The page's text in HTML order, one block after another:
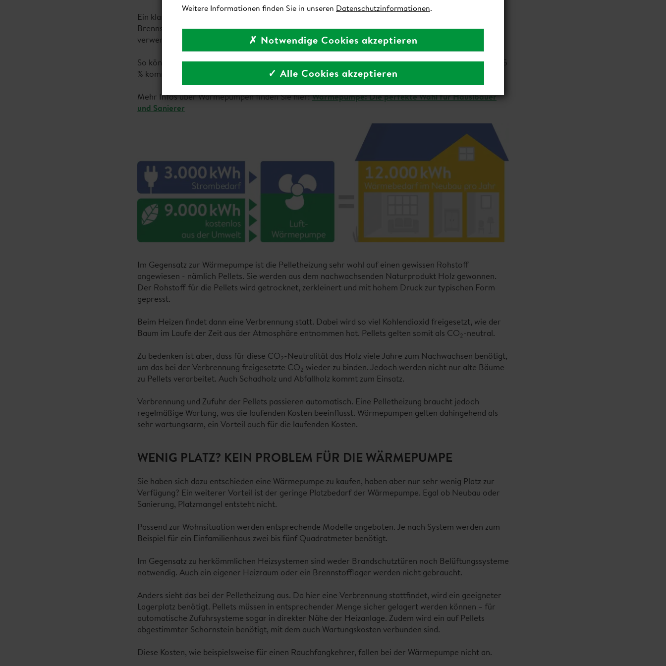
Weitere Informationen finden Sie in unseren Datenschutzinformationen.
✗ Notwendige Cookies akzeptieren
✓ Alle Cookies akzeptieren
Ein klarer Vorteil der Wärmepumpe ist ihre Umweltfreundlichkeit: Sie benötigt keine fossilen
Brennstoffe wie Öl oder Gas. Wärmepumpen nutzen erneuerbare Energien aus der Umwelt. Sie
verwenden Luft, Wasser oder Erde.
So können sie bis zu 75 % der benötigten Energie aus natürlichen Quellen gewinnen. Die restlichen 25
% kommen aus der Steckdose. Ökostrom steigert die Umweltbilanz zusätzlich.
Mehr Infos über Wärmepumpen finden Sie hier:Wärmepumpe: Die perfekte Wahl für Häuslbauer
und Sanierer
Im Gegensatz zur Wärmepumpe ist die Pelletheizung sehr wohl auf einen gewissen Rohstoff
angewiesen - nämlich Pellets. Sie werden aus dem nachwachsenden Naturprodukt Holz gewonnen.
Der Rohstoff für die Pellets wird getrocknet, zerkleinert und mit hohem Druck zur typischen Form
gepresst.
Beim Heizen findet dann eine Verbrennung statt. Dabei wird so viel Kohlendioxid freigesetzt, wie der
Baum im Laufe der Zeit aus der Atmosphäre entnommen hat. Pellets gelten somit als CO2-neutral.
Zu bedenken ist aber, dass für diese CO2-Neutralität das Holz viele Jahre zum Nachwachsen benötigt,
um das bei der Verbrennung freigesetzte CO2 wieder zu binden. Jedoch werden nicht nur alte Bäume
zu Pellets verarbeitet. Auch Schadholz und Abfallholz kommt zum Einsatz.
Verbrennung und Zufuhr der Pellets passieren automatisch. Eine Pelletheizung braucht jedoch
regelmäßige Wartung, was die laufenden Kosten beeinflusst. Wärmepumpen gelten dahingehend als
sehr wartungsarm, ein Vorteil auch für die laufenden Kosten.
WENIG PLATZ? KEIN PROBLEM FÜR DIE WÄRMEPUMPE
Sie haben sich dazu entschieden eine Wärmepumpe zu kaufen, haben aber nur sehr wenig Platz zur
Verfügung? Ein weiterer Vorteil ist der geringe Platzbedarf der Wärmepumpe. Egal ob Neubau oder
Sanierung, Platzmangel entsteht nicht.
Passend zur Wohnsituation werden entsprechende Modelle angeboten. Je nach System werden zum
Beispiel für ein Einfamilienhaus zwei bis fünf Quadratmeter benötigt.
Im Gegensatz zu herkömmlichen Heizsystemen sind weder Brandschutztüren noch Belüftungssysteme
notwendig. Auch ein eigener Heizraum oder ein Brennstofflager werden nicht gebraucht.
Anders sieht das bei der Pelletheizung aus. Da hier eine Verbrennung stattfindet, wird ein geeigneter
Lagerplatz benötigt. Pellets müssen in entsprechender Menge sicher gelagert werden können – für
automatische Zufuhrsysteme sogar in direkter Nähe der Heizanlage. Zudem wird ein auf Pellets
abgestimmter Schornstein benötigt, mit dem auch Wartungskosten verbunden sind.
Diese Kosten, wie beispielsweise für einen Rauchfangkehrer, fallen bei der Wärmepumpe nicht an.